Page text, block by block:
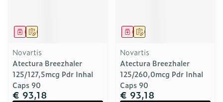
Op voorschrift
Geneesmiddel
Novartis
Atectura Breezhaler
125/127,5mcg Pdr Inhal
Caps 90
€ 93,18
Op voorschrift
Geneesmiddel
Novartis
Atectura Breezhaler
125/260,0mcg Pdr Inhal
Caps 90
€ 93,18